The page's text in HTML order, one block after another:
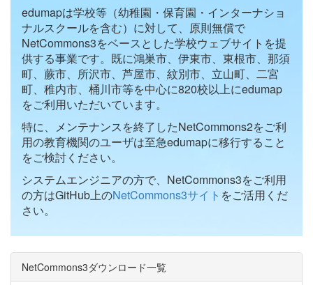
edumapは学校等（幼稚園・保育園・インターナショ
ナルスクールを含む）に対して、原則無償で
NetCommons3をベースとした学校ウェブサイトを提
供する事業です。既に鴻巣市、伊東市、東根市、那須
町、蕨市、所沢市、芦屋市、紋別市、立山町、二宮
町、稚内市、桶川市等を中心に820校以上にedumap
をご利用いただいています。
特に、メンテナンスを終了したNetCommons2をご利
用の教育機関のユーザは至急edumapに移行すること
をご検討ください。
システムエンジニアの方で、NetCommons3をご利用
の方はGitHub上のNetCommons3サイト をご活用くだ
さい。
NetCommons3ダウンロード一覧